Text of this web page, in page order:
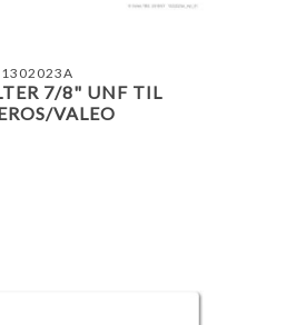
1302023A
7/8" UNF TIL
VALEO